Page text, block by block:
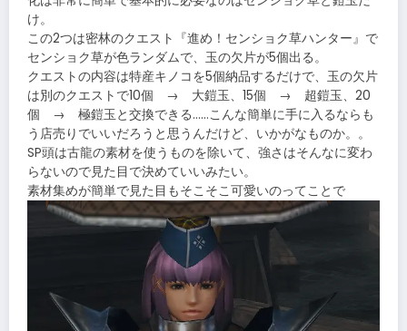
け。
この2つは密林のクエスト『進め！センショク草ハンター』で
センショク草が色ランダムで、玉の欠片が5個出る。
クエストの内容は特産キノコを5個納品するだけで、玉の欠片
は別のクエストで10個 → 大鎧玉、15個 → 超鎧玉、20
個 → 極鎧玉と交換できる……こんな簡単に手に入るならも
う店売りでいいだろうと思うんだけど、いかがなものか。。
SP頭は古龍の素材を使うものを除いて、強さはそんなに変わ
らないので見た目で決めていいみたい。
素材集めが簡単で見た目もそこそこ可愛いのってことで